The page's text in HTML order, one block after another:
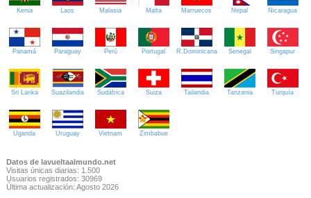
Kenia Laos Malasia Malta Marruecos Nepal Nicaragua
Panamá Paraguay Perú Portugal R.Dominicana Senegal Singapur
Sri Lanka Suazilandia Sudáfrica Suiza Tailandia Tanzania Turquía
Uganda Uruguay Vietnam Zimbabue
Datos de lavueltaalmundo.net
Visitas únicas diarias: 1.500
Usuarios registrados: 30969
Última actualización: Agosto 2026